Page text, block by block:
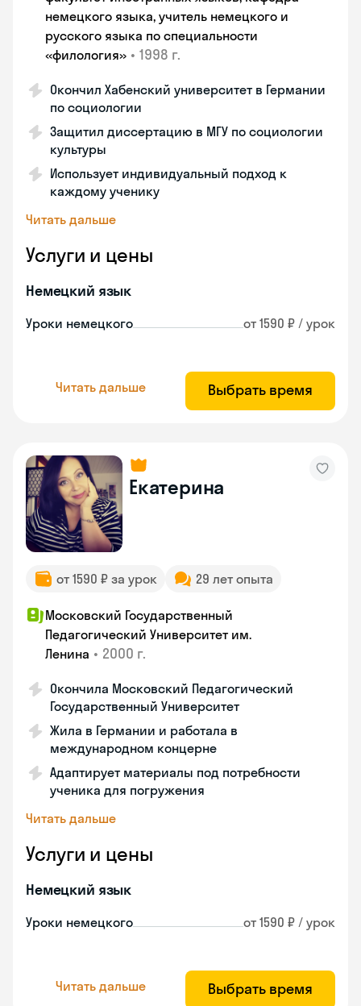
немецкого языка, учитель немецкого и
русского языка по специальности
«филология» • 1998 г.
Окончил Хабенский университет в Германии
по социологии
Защитил диссертацию в МГУ по социологии
культуры
Использует индивидуальный подход к
каждому ученику
Читать дальше
Услуги и цены
Немецкий язык
Уроки немецкого от 1590 ₽ / урок
Читать дальше Выбрать время
Екатерина
от 1590 ₽ за урок 29 лет опыта
Московский Государственный
Педагогический Университет им.
Ленина • 2000 г.
Окончила Московский Педагогический
Государственный Университет
Жила в Германии и работала в
международном концерне
Адаптирует материалы под потребности
ученика для погружения
Читать дальше
Услуги и цены
Немецкий язык
Уроки немецкого от 1590 ₽ / урок
Читать дальше Выбрать время